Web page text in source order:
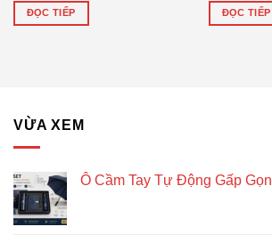
ĐỌC TIẾP ĐỌC TIẾP
VỪA XEM
Ô Cầm Tay Tự Động Gấp Gọn